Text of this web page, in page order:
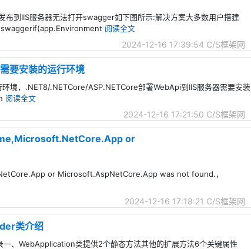
到IIS服务器无法打开swagger如下图所示:解决方案大多数用户搭建
swaggerif(app.Environment 阅读全文
2024-12-16 17:39:54 C/S框架网
要安装的运行环境
境，.NET8/.NETCore/ASP.NETCore部署WebApi到IIS服务器需要安装
阅读全文
2024-12-16 17:21:50 C/S框架网
or
or Microsoft.AspNetCore.App was not found.，
2024-12-16 17:18:21 C/S框架网
类介绍
、WebApplication类提供2个静态方法其他的扩展方法6个关键属性